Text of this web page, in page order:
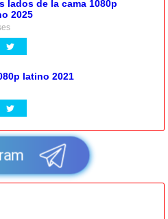
lados de la cama 1080p
2025
latino 2021